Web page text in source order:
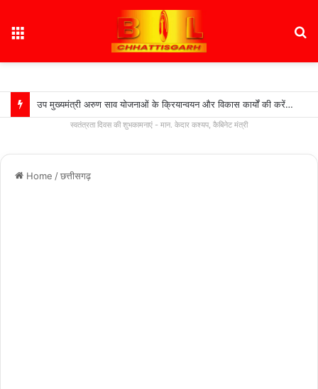
उप मुख्यमंत्री अरुण साव योजनाओं के क्रियान्वयन और विकास कार्यों की करेंगे समीक्षा…..
स्वतंत्रता दिवस की शुभकामनाएं - मान. केदार कश्यप, कैबिनेट मंत्री
Home /छत्तीसगढ़